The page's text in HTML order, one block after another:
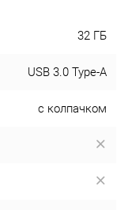
32 ГБ
USB 3.0 Type-A
с колпачком